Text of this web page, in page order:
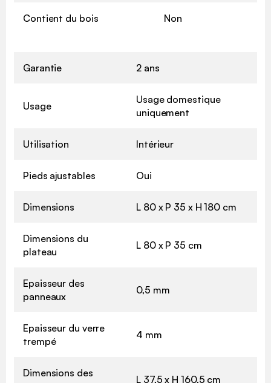
Contient du bois Non
Garantie 2 ans
Usage
Usage domestique
uniquement
Utilisation Intérieur
Pieds ajustables Oui
Dimensions L 80 x P 35 x H 180 cm
Dimensions du
plateau
L 80 x P 35 cm
Epaisseur des
panneaux
0,5 mm
Epaisseur du verre
trempé
4 mm
Dimensions des
L 37,5 x H 160,5 cm